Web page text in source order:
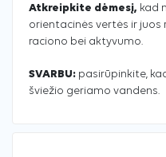
Atkreipkite dėmesį, kad
orientacinės vertės ir juos
raciono bei aktyvumo.
SVARBU: pasirūpinkite,
šviežio geriamo vandens.